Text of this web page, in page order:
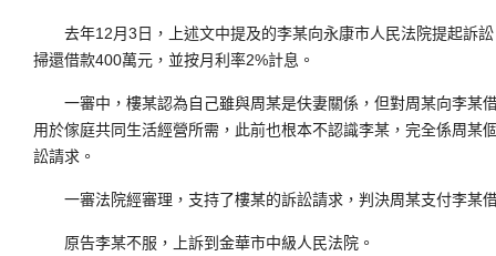
去年12月3日，上述文中提及的李某向永康市人民法院提起訴訟
掃還借款400萬元，並按月利率2%計息。
一審中，樓某認為自己雖與周某是伕妻關係，但對周某向李某
用於傢庭共同生活經營所需，此前也根本不認識李某，完全係周某
訟請求。
一審法院經審理，支持了樓某的訴訟請求，判決周某支付李某
原告李某不服，上訴到金華市中級人民法院。